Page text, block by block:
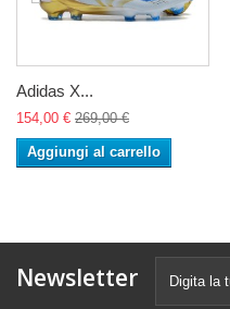
Adidas X...
154,00 € 269,00 €
Aggiungi al carrello
Newsletter